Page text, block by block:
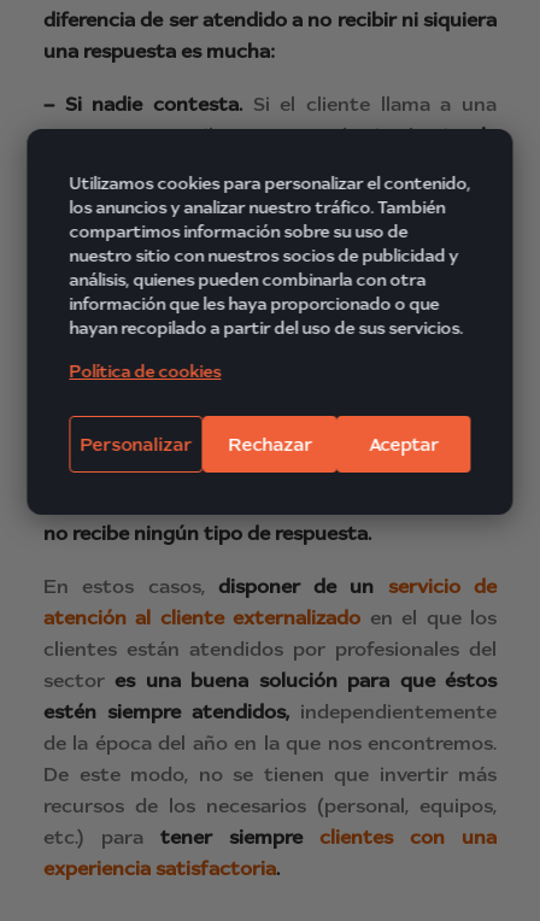
diferencia de ser atendido a no recibir ni siquiera
una respuesta es mucha:
– Si nadie contesta. Si el cliente llama a una
empresa y no recibe respuesta de ningún tipo,la
que seguramente no volverá a llamar nunca.
Tampoco en septiembre.
– Si recibe respuesta. El cliente llama, y es
atendido debidamente. A pesar de que su
necesidad no pueda ser resuelta
inmediatamente, porque la persona responsable
el cliente sabe que la empresa siempre está ahí y
cuándo puede ser atendida su petición. Por lo
no recibe ningún tipo de respuesta.
En estos casos, disponer de un servicio de
atención al cliente externalizado en el que los
clientes están atendidos por profesionales del
sectores una buena solución para que éstos
estén siempre atendidos, independientemente
de la época del año en la que nos encontremos.
De este modo, no se tienen que invertir más
recursos de los necesarios (personal, equipos,
etc.) para tener siempre clientes con una
experiencia satisfactoria.
Utilizamos cookies para personalizar el contenido,
los anuncios y analizar nuestro tráfico. También
compartimos información sobre su uso de
nuestro sitio con nuestros socios de publicidad y
análisis, quienes pueden combinarla con otra
información que les haya proporcionado o que
hayan recopilado a partir del uso de sus servicios.
Política de cookies
Personalizar Rechazar Aceptar